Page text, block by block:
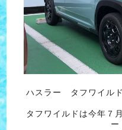
ハスラー タフワイル
タフワイルドは今年７
ー